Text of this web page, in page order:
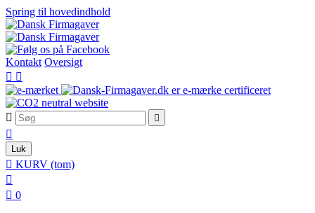
Spring til hovedindhold
Kontakt Oversigt
 
 

Luk
 KURV (tom)

 0